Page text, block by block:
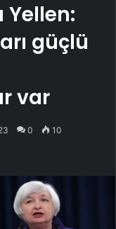
Yellen:
güçlü
var
0 10